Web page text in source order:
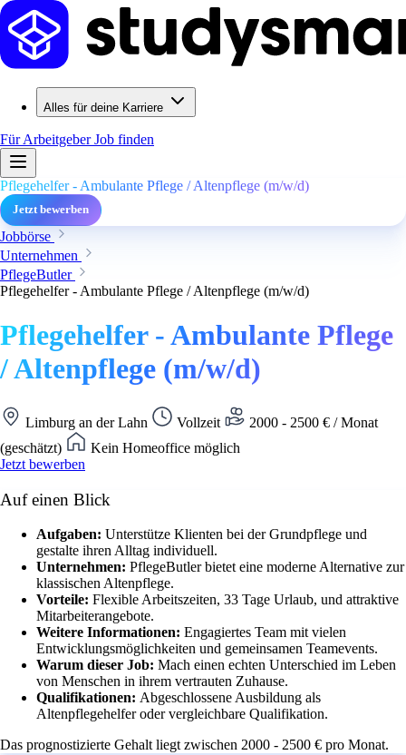
Alles für deine Karriere
Für ArbeitgeberJob finden
Pflegehelfer - Ambulante Pflege / Altenpflege (m/w/d)
Jetzt bewerben
Jobbörse
Unternehmen
PflegeButler
Pflegehelfer - Ambulante Pflege / Altenpflege (m/w/d)
Pflegehelfer - Ambulante Pflege
/ Altenpflege (m/w/d)
Limburg an der Lahn Vollzeit
2000 - 2500 € / Monat
(geschätzt)
Kein Homeoffice möglich
Jetzt bewerben
Auf einen Blick
Aufgaben: Unterstütze Klienten bei der Grundpflege und
gestalte ihren Alltag individuell.
Unternehmen: PflegeButler bietet eine moderne Alternative zur
klassischen Altenpflege.
Vorteile: Flexible Arbeitszeiten, 33 Tage Urlaub, und attraktive
Mitarbeiterangebote.
Weitere Informationen: Engagiertes Team mit vielen
Entwicklungsmöglichkeiten und gemeinsamen Teamevents.
Warum dieser Job: Mach einen echten Unterschied im Leben
von Menschen in ihrem vertrauten Zuhause.
Qualifikationen: Abgeschlossene Ausbildung als
Altenpflegehelfer oder vergleichbare Qualifikation.
Das prognostizierte Gehalt liegt zwischen 2000 - 2500 € pro Monat.